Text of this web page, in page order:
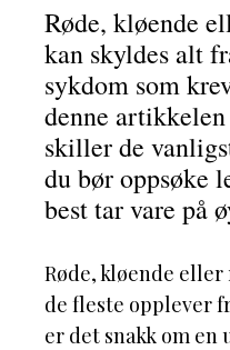
Røde, kløende
kan skyldes alt
sykdom som
denne
skiller de
du bør oppsøke
best tar vare på
Røde, kløende
de fleste opplever
er det snakk om